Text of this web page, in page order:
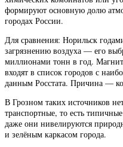
формируют основную долю
городах России.
Для сравнения: Норильск
загрязнению воздуха — его
миллионами тонн в год.
входят в список городов с
данным Росстата. Причина —
В Грозном таких источников
транспортные, то есть
даже они нивелируются
и зелёным каркасом города.